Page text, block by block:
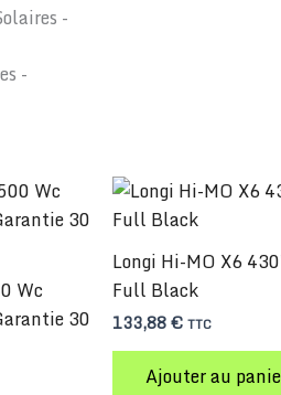
-
-
Wc
30
Longi Hi-MO X6
Full Black
133,88€ TTC
Ajouter au